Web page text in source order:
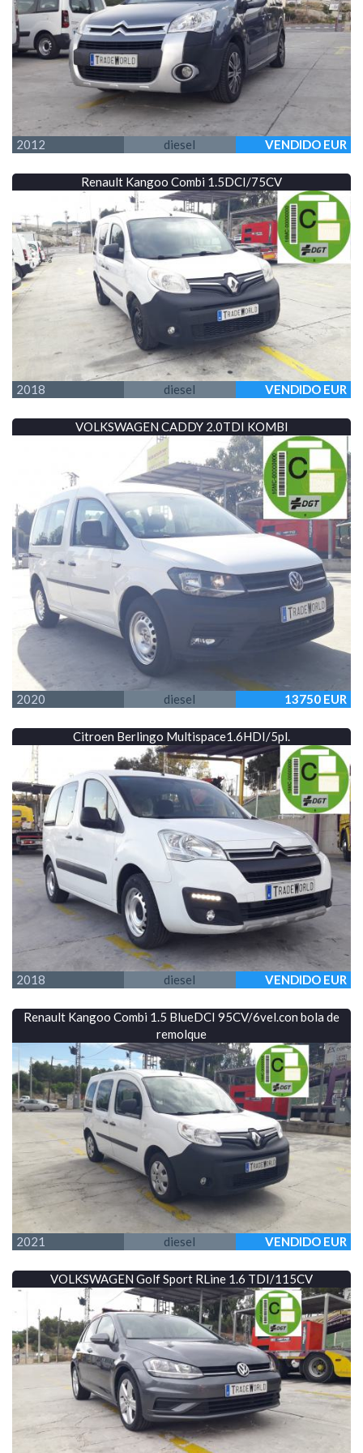
2012 diesel VENDIDO EUR
Renault Kangoo Combi 1.5DCI/75CV
2018 diesel VENDIDO EUR
VOLKSWAGEN CADDY 2.0TDI KOMBI
2020 diesel 13750 EUR
Citroen Berlingo Multispace1.6HDI/5pl.
2018 diesel VENDIDO EUR
Renault Kangoo Combi 1.5 BlueDCI 95CV/6vel.con bola de
remolque
2021 diesel VENDIDO EUR
VOLKSWAGEN Golf Sport RLine 1.6 TDI/115CV